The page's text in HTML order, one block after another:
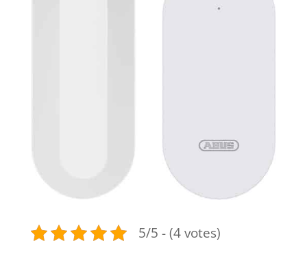
5/5 - (4 votes)